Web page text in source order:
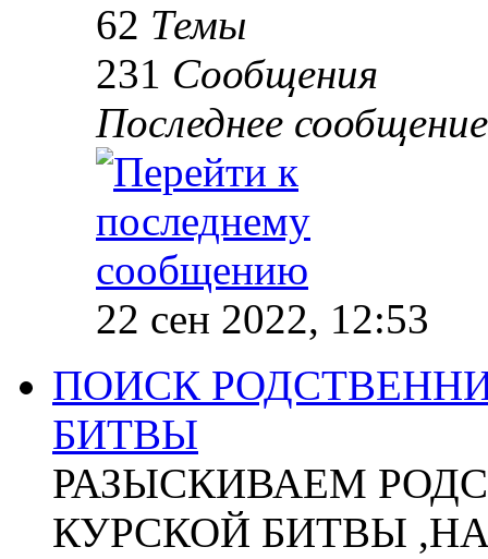
62 Темы
231 Сообщения
Последнее сообщение
22 сен 2022, 12:53
ПОИСК
БИТВЫ
РАЗЫСКИВАЕМ
КУРСКОЙ БИТВЫ